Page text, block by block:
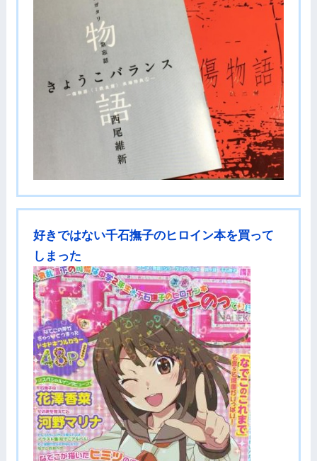
好きではない千石撫子のヒロイン本を買って
しまった